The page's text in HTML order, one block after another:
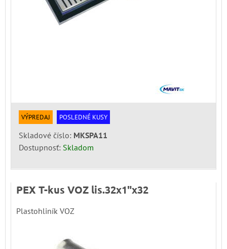
VÝPREDAJ POSLEDNÉ KUSY
Skladové číslo: MKSPA11
Dostupnosť: Skladom
PEX T-kus VOZ lis.32x1"x32
Plastohliník VOZ